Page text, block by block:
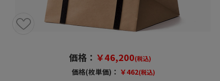
価格： ￥46,200(税込)
価格(枚単価)： ￥462(税込)